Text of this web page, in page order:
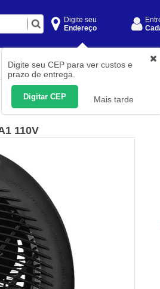
Digite seu
Endereço
Digite seu CEP para ver custos e
prazo de entrega.
Digitar CEP Mais tarde
Construção Civil
Medição
110V